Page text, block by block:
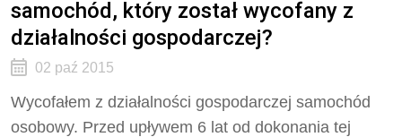
samochód, który został wycofany z
działalności gospodarczej?
02 paź 2015
Wycofałem z działalności gospodarczej samochód
osobowy. Przed upływem 6 lat od dokonania tej